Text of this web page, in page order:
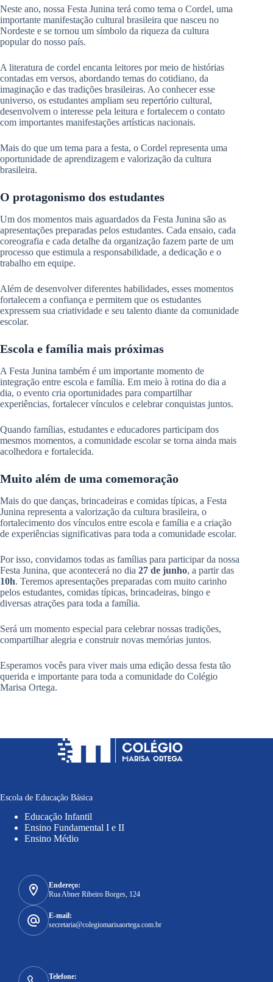
Neste ano, nossa Festa Junina terá como tema o Cordel, uma
importante manifestação cultural brasileira que nasceu no
Nordeste e se tornou um símbolo da riqueza da cultura
popular do nosso país.
A literatura de cordel encanta leitores por meio de histórias
contadas em versos, abordando temas do cotidiano, da
imaginação e das tradições brasileiras. Ao conhecer esse
universo, os estudantes ampliam seu repertório cultural,
desenvolvem o interesse pela leitura e fortalecem o contato
com importantes manifestações artísticas nacionais.
Mais do que um tema para a festa, o Cordel representa uma
oportunidade de aprendizagem e valorização da cultura
brasileira.
O protagonismo dos estudantes
Um dos momentos mais aguardados da Festa Junina são as
apresentações preparadas pelos estudantes. Cada ensaio, cada
coreografia e cada detalhe da organização fazem parte de um
processo que estimula a responsabilidade, a dedicação e o
trabalho em equipe.
Além de desenvolver diferentes habilidades, esses momentos
fortalecem a confiança e permitem que os estudantes
expressem sua criatividade e seu talento diante da comunidade
escolar.
Escola e família mais próximas
A Festa Junina também é um importante momento de
integração entre escola e família. Em meio à rotina do dia a
dia, o evento cria oportunidades para compartilhar
experiências, fortalecer vínculos e celebrar conquistas juntos.
Quando famílias, estudantes e educadores participam dos
mesmos momentos, a comunidade escolar se torna ainda mais
acolhedora e fortalecida.
Muito além de uma comemoração
Mais do que danças, brincadeiras e comidas típicas, a Festa
Junina representa a valorização da cultura brasileira, o
fortalecimento dos vínculos entre escola e família e a criação
de experiências significativas para toda a comunidade escolar.
Por isso, convidamos todas as famílias para participar da nossa
Festa Junina, que acontecerá no dia 27 de junho, a partir das
10h. Teremos apresentações preparadas com muito carinho
pelos estudantes, comidas típicas, brincadeiras, bingo e
diversas atrações para toda a família.
Será um momento especial para celebrar nossas tradições,
compartilhar alegria e construir novas memórias juntos.
Esperamos vocês para viver mais uma edição dessa festa tão
querida e importante para toda a comunidade do Colégio
Marisa Ortega.
Escola de Educação Básica
Educação Infantil
Ensino Fundamental I e II
Ensino Médio
Endereço:
Rua Abner Ribeiro Borges, 124
E-mail:
secretaria@colegiomarisaortega.com.br
Telefone: